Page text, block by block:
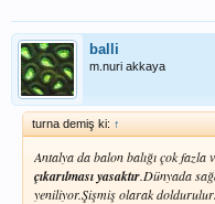
balli
m.nuri akkaya
turna demiş ki: ↑
Antalya da balon balığı çok fazla
çıkarılması yasaktır.Dünyada
yeniliyor.Şişmiş olarak